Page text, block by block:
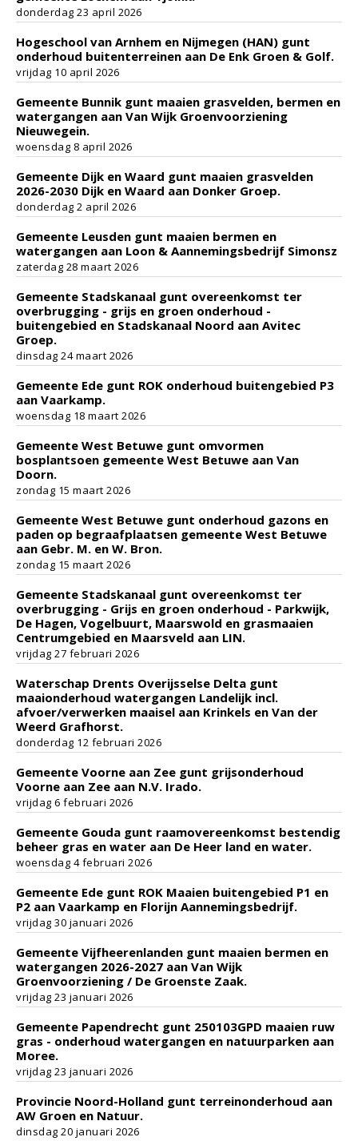
donderdag 23 april 2026
Hogeschool van Arnhem en Nijmegen (HAN) gunt
onderhoud buitenterreinen aan De Enk Groen & Golf.
vrijdag 10 april 2026
Gemeente Bunnik gunt maaien grasvelden, bermen en
watergangen aan Van Wijk Groenvoorziening
Nieuwegein.
woensdag 8 april 2026
Gemeente Dijk en Waard gunt maaien grasvelden
2026-2030 Dijk en Waard aan Donker Groep.
donderdag 2 april 2026
Gemeente Leusden gunt maaien bermen en
watergangen aan Loon & Aannemingsbedrijf Simonsz
zaterdag 28 maart 2026
Gemeente Stadskanaal gunt overeenkomst ter
overbrugging - grijs en groen onderhoud -
buitengebied en Stadskanaal Noord aan Avitec
Groep.
dinsdag 24 maart 2026
Gemeente Ede gunt ROK onderhoud buitengebied P3
aan Vaarkamp.
woensdag 18 maart 2026
Gemeente West Betuwe gunt omvormen
bosplantsoen gemeente West Betuwe aan Van
Doorn.
zondag 15 maart 2026
Gemeente West Betuwe gunt onderhoud gazons en
paden op begraafplaatsen gemeente West Betuwe
aan Gebr. M. en W. Bron.
zondag 15 maart 2026
Gemeente Stadskanaal gunt overeenkomst ter
overbrugging - Grijs en groen onderhoud - Parkwijk,
De Hagen, Vogelbuurt, Maarswold en grasmaaien
Centrumgebied en Maarsveld aan LIN.
vrijdag 27 februari 2026
Waterschap Drents Overijsselse Delta gunt
maaionderhoud watergangen Landelijk incl.
afvoer/verwerken maaisel aan Krinkels en Van der
Weerd Grafhorst.
donderdag 12 februari 2026
Gemeente Voorne aan Zee gunt grijsonderhoud
Voorne aan Zee aan N.V. Irado.
vrijdag 6 februari 2026
Gemeente Gouda gunt raamovereenkomst bestendig
beheer gras en water aan De Heer land en water.
woensdag 4 februari 2026
Gemeente Ede gunt ROK Maaien buitengebied P1 en
P2 aan Vaarkamp en Florijn Aannemingsbedrijf.
vrijdag 30 januari 2026
Gemeente Vijfheerenlanden gunt maaien bermen en
watergangen 2026-2027 aan Van Wijk
Groenvoorziening / De Groenste Zaak.
vrijdag 23 januari 2026
Gemeente Papendrecht gunt 250103GPD maaien ruw
gras - onderhoud watergangen en natuurparken aan
Moree.
vrijdag 23 januari 2026
Provincie Noord-Holland gunt terreinonderhoud aan
AW Groen en Natuur.
dinsdag 20 januari 2026